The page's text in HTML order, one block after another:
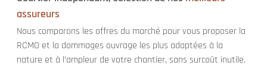
assureurs
Nous comparons les offres du marché pour vous proposer la
RCMO et la dommages ouvrage les plus adaptées à la
nature et à l’ampleur de votre chantier, sans surcoût inutile.